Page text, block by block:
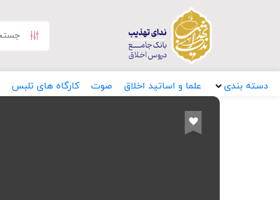
دسته بندی علما و اساتید اخلاق صوت کارگاه های تلبس